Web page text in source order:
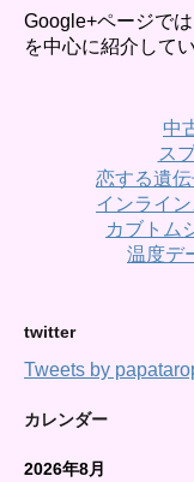
Google+ページで
を中心に紹介してい
中
ス
恋する遺
インライ
カブトム
温度デ
twitter
Tweets by
カレンダー
2026年8月